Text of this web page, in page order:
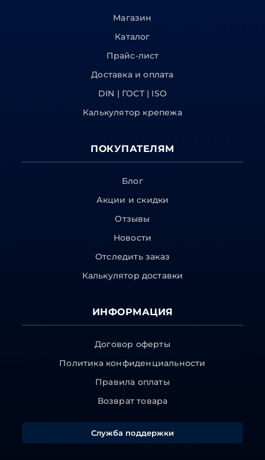
Магазин
Каталог
Прайс-лист
Доставка и оплата
DIN | ГОСТ | ISO
Калькулятор крепежа
ПОКУПАТЕЛЯМ
Блог
Акции и скидки
Отзывы
Новости
Отследить заказ
Калькулятор доставки
ИНФОРМАЦИЯ
Договор оферты
Политика конфиденциальности
Правила оплаты
Возврат товара
Служба поддержки